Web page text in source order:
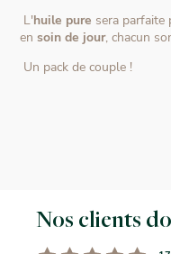
L'huile pure sera
ensoin de jour, chacun
Un pack de couple !
Nos clients